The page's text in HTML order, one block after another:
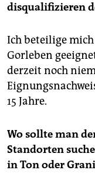
disqualifizieren
Ich beteilige
Gorleben
derzeit noch
15 Jahre.
Wo sollte man
Standorten
in Ton oder